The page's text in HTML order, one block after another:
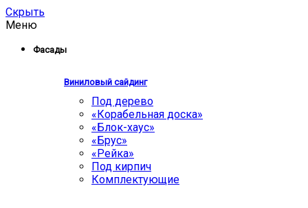
Скрыть
Меню
Фасады
Виниловый сайдинг
Под дерево
«Корабельная доска»
«Блок-хаус»
«Брус»
«Рейка»
Под кирпич
Комплектующие